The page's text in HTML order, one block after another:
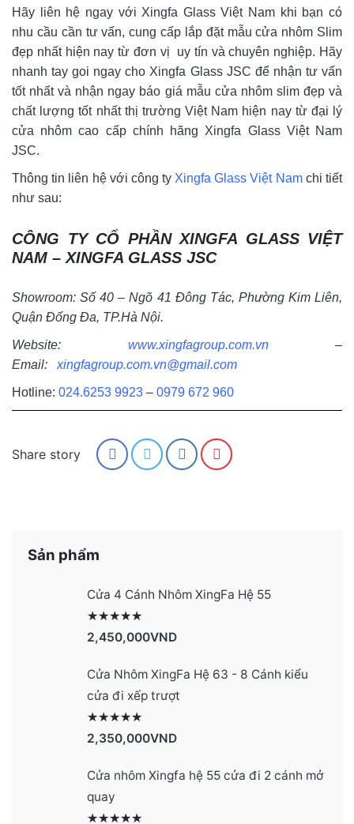
Hãy liên hệ ngay với Xingfa Glass Việt Nam khi bạn có
nhu cầu cần tư vấn, cung cấp lắp đặt mẫu cửa nhôm Slim
đẹp nhất hiện nay từ đơn vị uy tín và chuyên nghiệp. Hãy
nhanh tay goi ngay cho Xingfa Glass JSC để nhận tư vấn
tốt nhất và nhận ngay báo giá mẫu cửa nhôm slim đẹp và
chất lượng tốt nhất thị trường Việt Nam hiện nay từ đại lý
cửa nhôm cao cấp chính hãng Xingfa Glass Việt Nam
JSC.
Thông tin liên hệ với công ty Xingfa Glass Việt Namchi tiết
như sau:
CÔNG TY CỔ PHẦN XINGFA GLASS VIỆT
NAM – XINGFA GLASS JSC
Showroom: Số 40 – Ngõ 41 Đông Tác, Phường Kim Liên,
Quận Đống Đa, TP.Hà Nội.
Website: www.xingfagroup.com.vn–
Email: xingfagroup.com.vn@gmail.com
Hotline: 024.6253 9923 – 0979 672 960
Share story
Sản phẩm
Cửa 4 Cánh Nhôm XingFa Hệ 55
2,450,000VND
Cửa Nhôm XingFa Hệ 63 - 8 Cánh kiểu
cửa đi xếp trượt
2,350,000VND
Cửa nhôm Xingfa hệ 55 cửa đi 2 cánh mở
quay